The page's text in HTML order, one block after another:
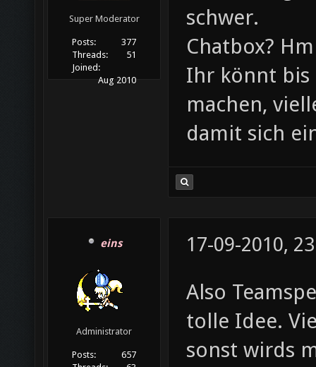
Super Moderator
Posts:
377
Threads:
51
Joined:
Aug 2010
schwer.
Chatbox?
Ihr könnt bis
machen,
damit sich
eins
Administrator
Posts:
657
17-09-2010,
Also
tolle Idee.
sonst wirds